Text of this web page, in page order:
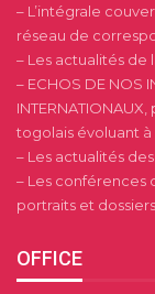
– L’intégrale
réseau de
– Les actualités de
– ECHOS DE NOS
togolais évoluant à
– Les actualités
– Les conférences
portraits et
OFFICE